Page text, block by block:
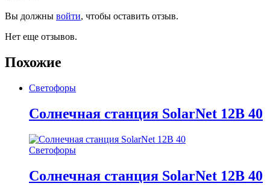
Вы должны войти, чтобы оставить отзыв.
Нет еще отзывов.
Похожие
Светофоры
Солнечная станция SolarNet 12В 40
Светофоры
Солнечная станция SolarNet 12В 40